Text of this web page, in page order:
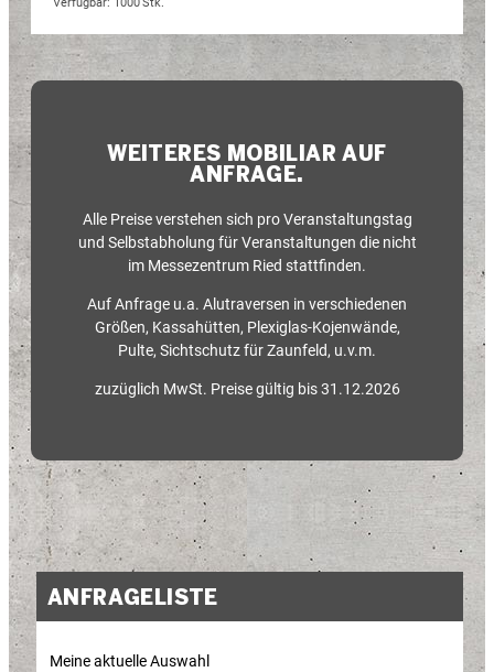
Verfügbar: 1000Stk.
WEITERES MOBILIAR AUF
ANFRAGE.
Alle Preise verstehen sich pro Veranstaltungstag
und Selbstabholung für Veranstaltungen die nicht
im Messezentrum Ried stattfinden.
Auf Anfrage u.a. Alutraversen in verschiedenen
Größen, Kassahütten, Plexiglas-Kojenwände,
Pulte, Sichtschutz für Zaunfeld, u.v.m.
zuzüglich MwSt. Preise gültig bis 31.12.2026
ANFRAGELISTE
Meine aktuelle Auswahl